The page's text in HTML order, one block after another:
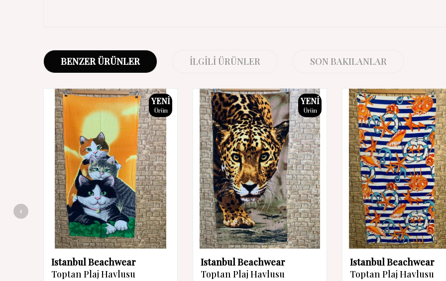
BENZER ÜRÜNLER İLGILI ÜRÜNLER SON BAKILANLAR
YENI
Ürün
Istanbul Beachwear
Toptan Plaj Havlusu
YENI
Ürün
Istanbul Beachwear
Toptan Plaj Havlusu
Istanbul Beachwear
Toptan Plaj Havlusu